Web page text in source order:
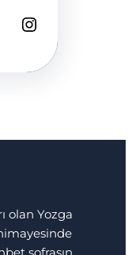
Instagram
olan Yozga